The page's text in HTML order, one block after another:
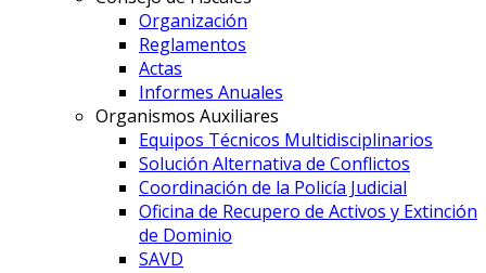
Organización
Reglamentos
Actas
Informes Anuales
Organismos Auxiliares
Equipos Técnicos Multidisciplinarios
Solución Alternativa de Conflictos
Coordinación de la Policía Judicial
Oficina de Recupero de Activos y Extinción
de Dominio
SAVD